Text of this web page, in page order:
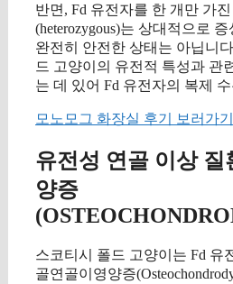
반면, Fd 유전자를 한 개만 가진
(heterozygous)는 상대적으로
완전히 안전한 상태는 아닙니
드 고양이의 유전적 특성과 관
는 데 있어 Fd 유전자의 복제
모노모그 화장실 후기 보러가기
유전성 연골 이상 질
양증
스코티시 폴드 고양이는 Fd 유
골연골이영양증